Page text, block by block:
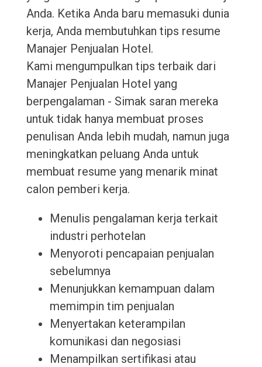
Anda. Ketika Anda baru memasuki dunia
kerja, Anda membutuhkan tips resume
Manajer Penjualan Hotel.
Kami mengumpulkan tips terbaik dari
Manajer Penjualan Hotel yang
berpengalaman - Simak saran mereka
untuk tidak hanya membuat proses
penulisan Anda lebih mudah, namun juga
meningkatkan peluang Anda untuk
membuat resume yang menarik minat
calon pemberi kerja.
Menulis pengalaman kerja terkait
industri perhotelan
Menyoroti pencapaian penjualan
sebelumnya
Menunjukkan kemampuan dalam
memimpin tim penjualan
Menyertakan keterampilan
komunikasi dan negosiasi
Menampilkan sertifikasi atau